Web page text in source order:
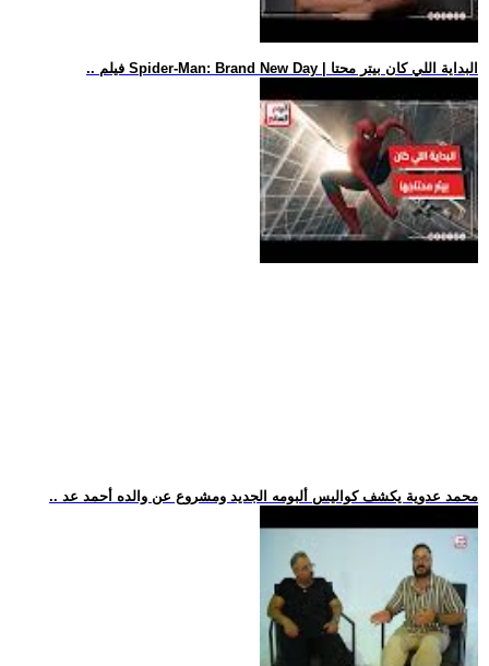
.. فيلم Spider-Man: Brand New Day | البداية اللي كان بيتر محتا
.. محمد عدوية يكشف كواليس ألبومه الجديد ومشروع عن والده أحمد عد